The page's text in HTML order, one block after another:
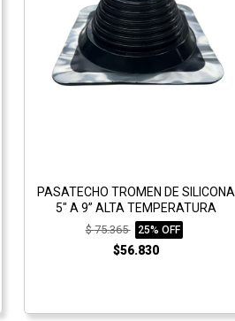
PASATECHO TROMEN DE SILICONA
5" A 9” ALTA TEMPERATURA
$ 75.365 25% OFF
$56.830